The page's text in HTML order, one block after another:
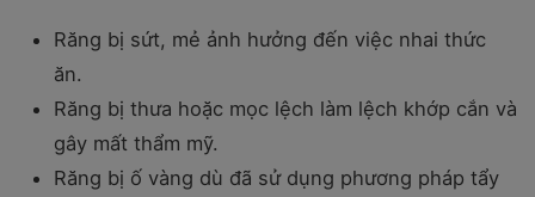
Răng bị sứt, mẻ ảnh hưởng đến việc nhai thức
ăn.
Răng bị thưa hoặc mọc lệch làm lệch khớp cắn và
gây mất thẩm mỹ.
Răng bị ố vàng dù đã sử dụng phương pháp tẩy